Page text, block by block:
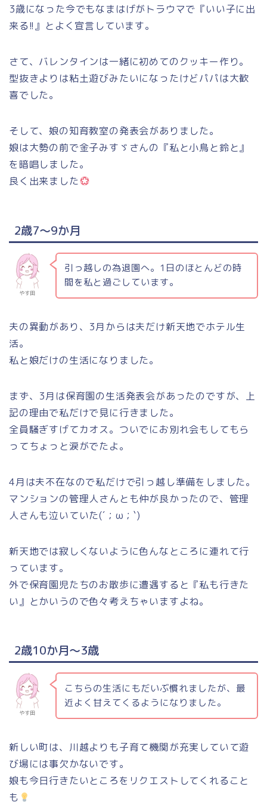
3歳になった今でもなまはげがトラウマで『いい子に出
来る!!』とよく宣言しています。
さて、バレンタインは一緒に初めてのクッキー作り。
型抜きよりは粘土遊びみたいになったけどパパは大歓
喜でした。
そして、娘の知育教室の発表会がありました。
娘は大勢の前で金子みすゞさんの『私と小鳥と鈴と』
を暗唱しました。
良く出来ました
2歳7～9か月
やす田
引っ越しの為退園へ。1日のほとんどの時
間を私と過ごしています。
夫の異動があり、3月からは夫だけ新天地でホテル生
活。
私と娘だけの生活になりました。
まず、3月は保育園の生活発表会があったのですが、上
記の理由で私だけで見に行きました。
全員騒ぎすげてカオス。ついでにお別れ会もしてもら
ってちょっと涙がでたよ。
4月は夫不在なので私だけで引っ越し準備をしました。
マンションの管理人さんとも仲が良かったので、管理
人さんも泣いていた(´；ω；`)
新天地では寂しくないように色んなところに連れて行
っています。
外で保育園児たちのお散歩に遭遇すると『私も行きた
い』とかいうので色々考えちゃいますよね。
2歳10か月～3歳
やす田
こちらの生活にもだいぶ慣れましたが、最
近よく甘えてくるようになりました。
新しい町は、川越よりも子育て機関が充実していて遊
び場には事欠かないです。
娘も今日行きたいところをリクエストしてくれること
も